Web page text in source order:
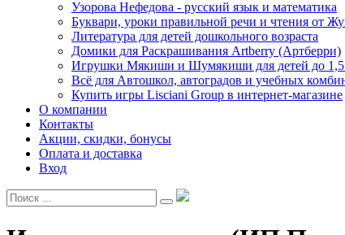
Узорова Нефедова - русский язык и математика
Буквари, уроки правильной речи и чтения от
Литература для детей дошкольного возраста
Домики для Раскрашивания Artberry (Артберри)
Игрушки Мякиши и Шумякиши для детей до 1,5
Всё для Автошкол, автоградов и учебных
Купить игры Lisciani Group в интернет-магазине
О компании
Контакты
Акции, скидки, бонусы
Оплата и доставка
Вход